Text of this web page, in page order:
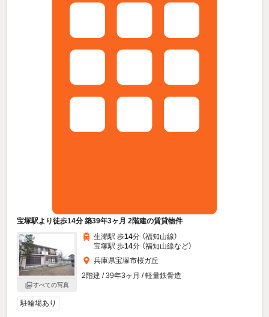
宝塚駅より徒歩14分 築39年3ヶ月 2階建の賃貸物件
すべての写真
生瀬駅 歩14分 （福知山線）
宝塚駅 歩14分 （福知山線など）
兵庫県宝塚市桜ガ丘
2階建 / 39年3ヶ月 / 軽量鉄骨造
駐輪場あり